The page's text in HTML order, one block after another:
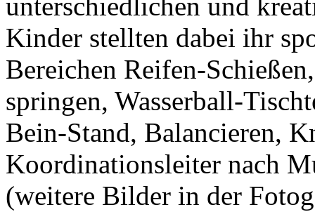
unterschiedlichen und
Kinder stellten dabei ihr
Bereichen Reifen-
springen, Wasserball-
Bein-Stand, Balancieren,
Koordinationsleiter nach
(weitere Bilder in der